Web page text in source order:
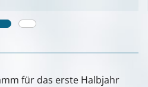
für das erste Halbjahr